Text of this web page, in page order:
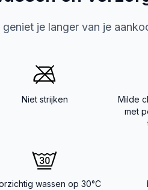
geniet je langer van je
Niet strijken
Milde
met
wassen op 30°C